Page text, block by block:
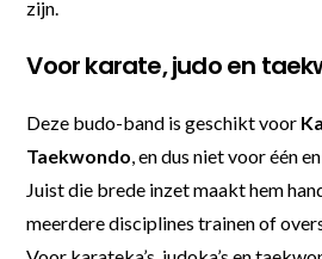
zijn.
Voor karate, judo en
Deze budo-band is geschikt voor
Taekwondo, en dus niet voor één
Juist die brede inzet maakt hem
meerdere disciplines trainen of